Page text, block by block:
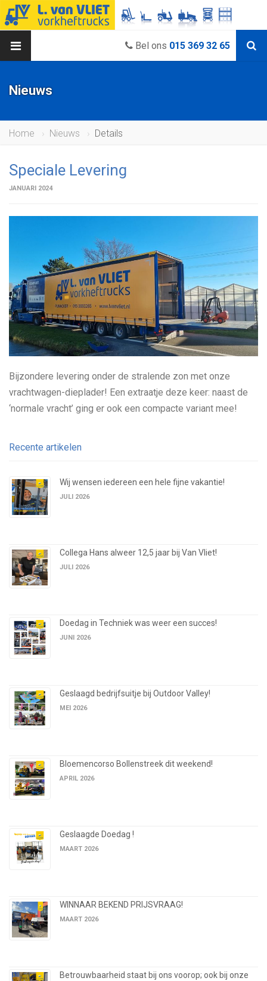
Bel ons 015 369 32 65
Nieuws
Home Nieuws Details
Speciale Levering
JANUARI 2024
Bijzondere levering onder de stralende zon met onze
vrachtwagen-dieplader! Een extraatje deze keer: naast de
‘normale vracht’ ging er ook een compacte variant mee!
Recente artikelen
Wij wensen iedereen een hele fijne vakantie!
JULI 2026
Collega Hans alweer 12,5 jaar bij Van Vliet!
JULI 2026
Doedag in Techniek was weer een succes!
JUNI 2026
Geslaagd bedrijfsuitje bij Outdoor Valley!
MEI 2026
Bloemencorso Bollenstreek dit weekend!
APRIL 2026
Geslaagde Doedag !
MAART 2026
WINNAAR BEKEND PRIJSVRAAG!
MAART 2026
Betrouwbaarheid staat bij ons voorop; ook bij onze